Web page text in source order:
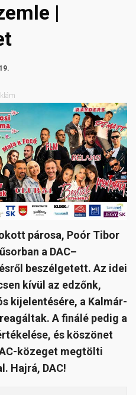
|
párosa, Poór Tibor
a DAC–
beszélgetett. Az idei
kívül az edzőnk,
kijelentésére, a Kalmár-
A finálé pedig a
és köszönet
közeget megtölti
Hajrá, DAC!